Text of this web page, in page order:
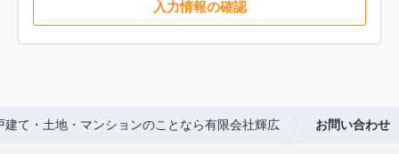
入力情報の確認
て・土地・マンションのことなら有限会社輝広 お問い合わせ